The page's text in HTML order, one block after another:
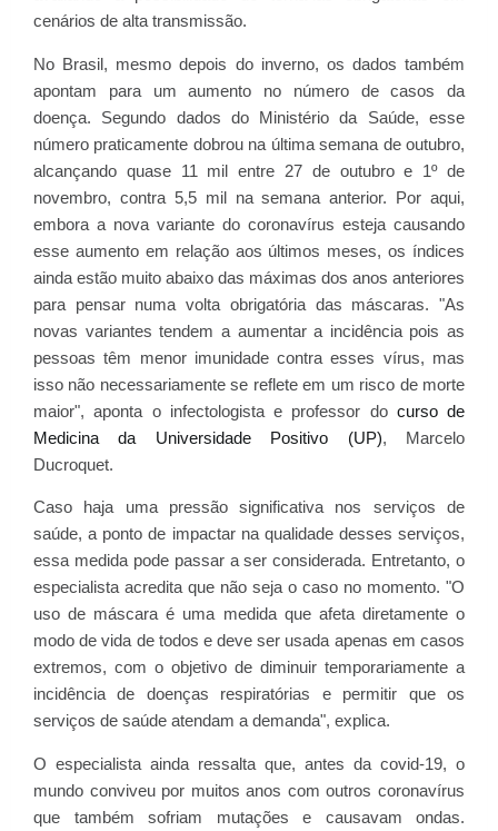
cenários de alta transmissão.
No Brasil, mesmo depois do inverno, os dados também
apontam para um aumento no número de casos da
doença. Segundo dados do Ministério da Saúde, esse
número praticamente dobrou na última semana de outubro,
alcançando quase 11 mil entre 27 de outubro e 1º de
novembro, contra 5,5 mil na semana anterior. Por aqui,
embora a nova variante do coronavírus esteja causando
esse aumento em relação aos últimos meses, os índices
ainda estão muito abaixo das máximas dos anos anteriores
para pensar numa volta obrigatória das máscaras. "As
novas variantes tendem a aumentar a incidência pois as
pessoas têm menor imunidade contra esses vírus, mas
isso não necessariamente se reflete em um risco de morte
maior", aponta o infectologista e professor do curso de
Medicina da Universidade Positivo (UP), Marcelo
Ducroquet.
Caso haja uma pressão significativa nos serviços de
saúde, a ponto de impactar na qualidade desses serviços,
essa medida pode passar a ser considerada. Entretanto, o
especialista acredita que não seja o caso no momento. "O
uso de máscara é uma medida que afeta diretamente o
modo de vida de todos e deve ser usada apenas em casos
extremos, com o objetivo de diminuir temporariamente a
incidência de doenças respiratórias e permitir que os
serviços de saúde atendam a demanda", explica.
O especialista ainda ressalta que, antes da covid-19, o
mundo conviveu por muitos anos com outros coronavírus
que também sofriam mutações e causavam ondas.